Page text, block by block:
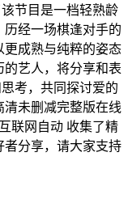
该节目是⼀档轻熟龄
经一场棋逢对手的
更成熟与纯粹的姿态
艺人，将分享和表
考，共同探讨爱的
未删减完整版在线
联网自动 收集了精
者分享，请大家支持